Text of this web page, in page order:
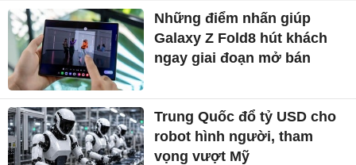
Những điểm nhấn giúp
Galaxy Z Fold8 hút khách
ngay giai đoạn mở bán
Trung Quốc đổ tỷ USD cho
robot hình người, tham
vọng vượt Mỹ